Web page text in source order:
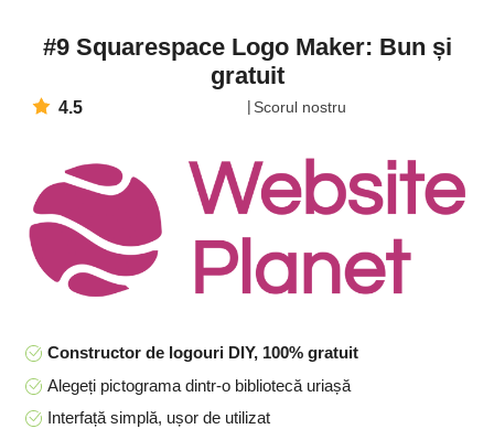
#9 Squarespace Logo Maker: Bun și
gratuit
4.5 Scorul nostru
Constructor de logouri DIY, 100% gratuit
Alegeți pictograma dintr-o bibliotecă uriașă
Interfață simplă, ușor de utilizat